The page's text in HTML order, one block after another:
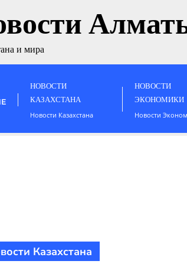
и мира
НОВОСТИ
КАЗАХСТАНА
Новости Казахстана
НОВОСТИ
ЭКОНОМИКИ
Новости
Казахстана